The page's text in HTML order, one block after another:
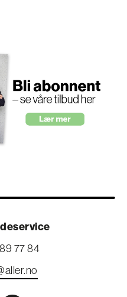
77 84